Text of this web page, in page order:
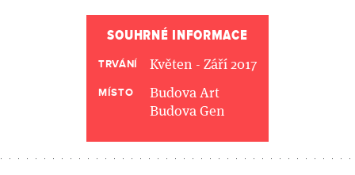
SOUHRNÉ INFORMACE
TRVÁNÍ Květen - Září 2017
MÍSTO
Budova Art
Budova Gen